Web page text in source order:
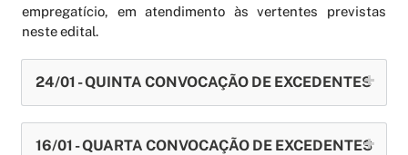
empregatício, em atendimento às vertentes previstas
neste edital.
24/01 - QUINTA CONVOCAÇÃO DE EXCEDENTES
16/01 - QUARTA CONVOCAÇÃO DE EXCEDENTES